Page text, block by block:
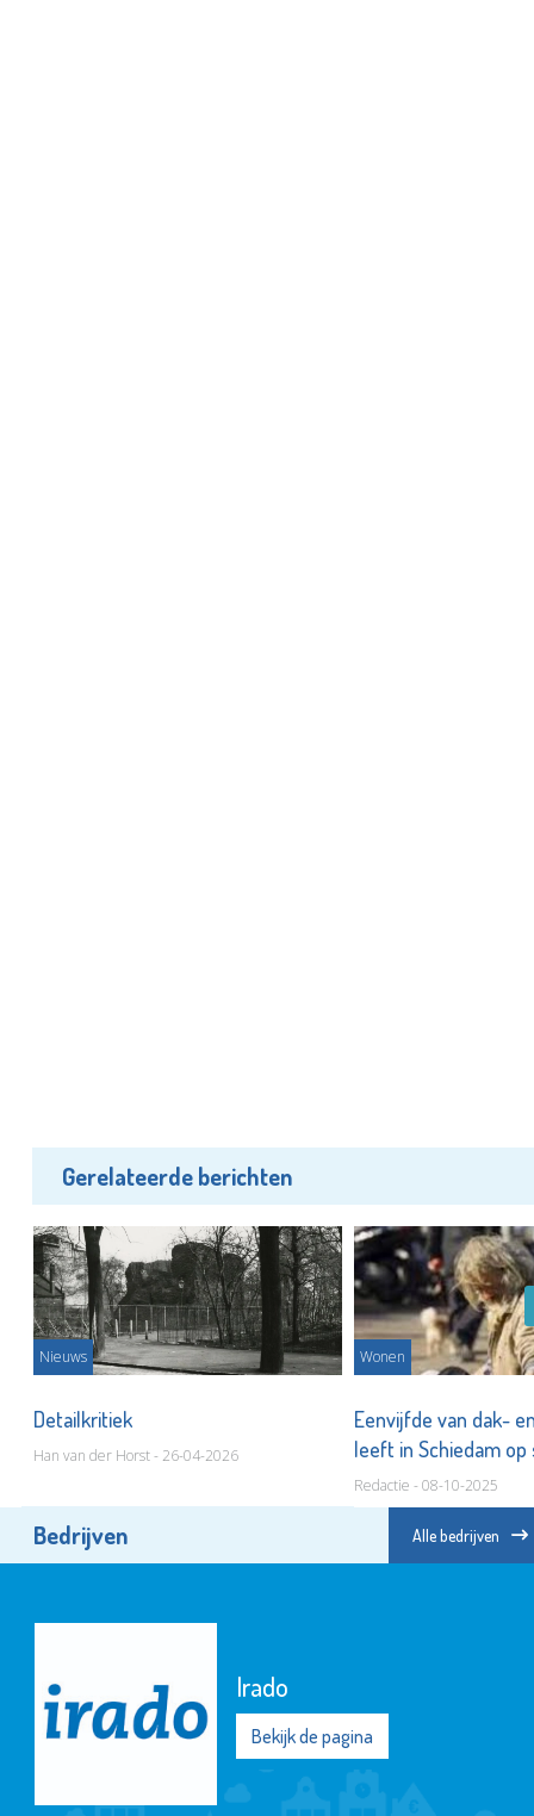
Gerelateerde berichten
Nieuws
Detailkritiek
Han van der Horst - 26-04-2026
Wonen
Eenvijfde van dak-
leeft in Schiedam
Redactie - 08-10-2025
Bedrijven Alle bedrijven